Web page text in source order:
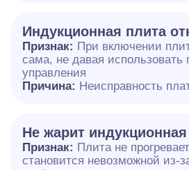
Индукционная плита
Признак: При включении
сама, не давая использовать
управления
Причина: Неисправность
Не жарит
Признак: Плита не
становится невозможной из-